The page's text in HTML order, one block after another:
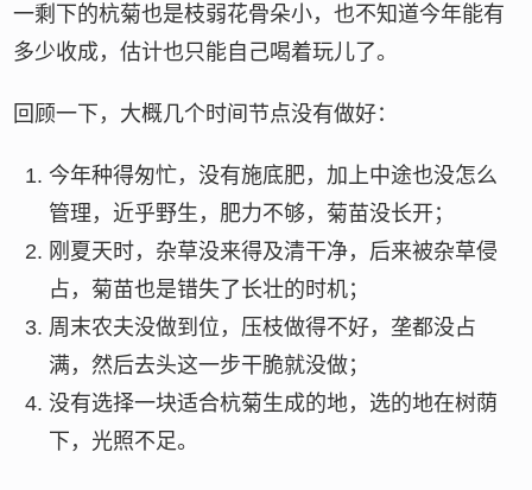
一剩下的杭菊也是枝弱花骨朵小，也不知道今年能有
多少收成，估计也只能自己喝着玩儿了。
回顾一下，大概几个时间节点没有做好：
今年种得匆忙，没有施底肥，加上中途也没怎么
管理，近乎野生，肥力不够，菊苗没长开；
刚夏天时，杂草没来得及清干净，后来被杂草侵
占，菊苗也是错失了长壮的时机；
周末农夫没做到位，压枝做得不好，垄都没占
满，然后去头这一步干脆就没做；
没有选择一块适合杭菊生成的地，选的地在树荫
下，光照不足。